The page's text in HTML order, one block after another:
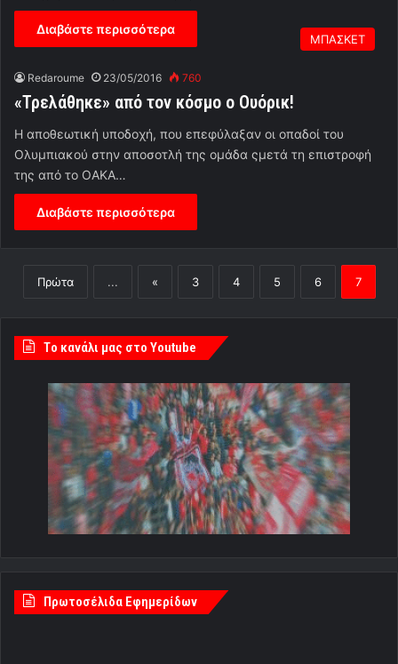
Διαβάστε περισσότερα
ΜΠΑΣΚΕΤ
Redaroume 23/05/2016 760
«Τρελάθηκε» από τον κόσμο ο Ουόρικ!
Η αποθεωτική υποδοχή, που επεφύλαξαν οι οπαδοί του
Ολυμπιακού στην αποσοτλή της ομάδα ςμετά τη επιστροφή
της από το ΟΑΚΑ…
Διαβάστε περισσότερα
Πρώτα ... « 3 4 5 6 7
Tο κανάλι μας στο Youtube
Πρωτοσέλιδα Εφημερίδων